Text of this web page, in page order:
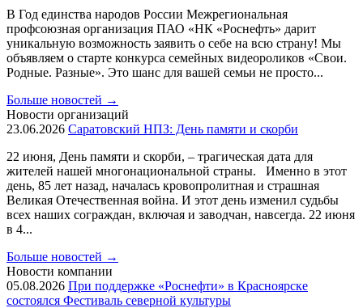
В Год единства народов России Межрегиональная
профсоюзная организация ПАО «НК «Роснефть» дарит
уникальную возможность заявить о себе на всю страну! Мы
объявляем о старте конкурса семейных видеороликов «Свои.
Родные. Разные». Это шанс для вашей семьи не просто...
Больше новостей →
Новости организаций
23.06.2026 Саратовский НПЗ: День памяти и скорби
22 июня, День памяти и скорби, – трагическая дата для
жителей нашей многонациональной страны. Именно в этот
день, 85 лет назад, началась кровопролитная и страшная
Великая Отечественная война. И этот день изменил судьбы
всех наших сограждан, включая и заводчан, навсегда. 22 июня
в 4...
Больше новостей →
Новости компании
05.08.2026 При поддержке «Роснефти» в Красноярске
состоялся Фестиваль северной культуры